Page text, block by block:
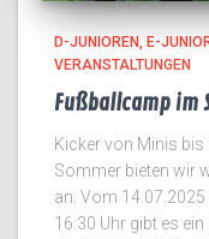
D-JUNIOREN E-
VERANSTALTUNGEN
Fußballcamp im
Kicker von Minis
Sommer bieten wir
an. Vom
16:30 Uhr gibt es